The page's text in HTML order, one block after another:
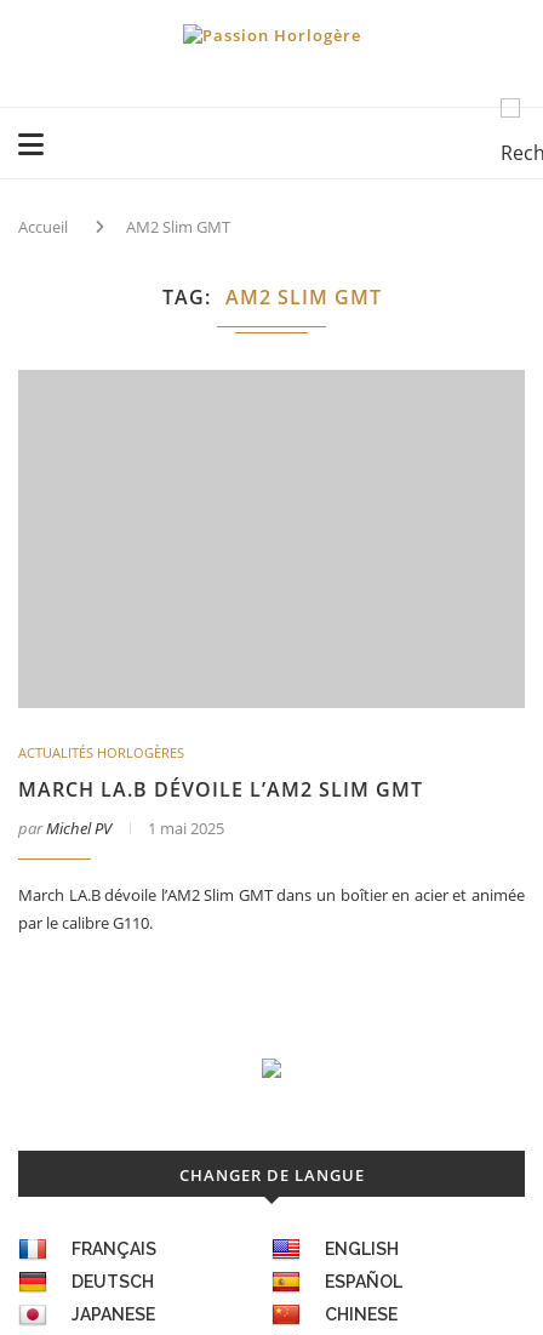
Accueil AM2 Slim GMT
TAG AM2 SLIM GMT
ACTUALITÉS HORLOGÈRES
MARCH LA.B DÉVOILE L’AM2 SLIM GMT
parMichel PV 1 mai 2025
March LA.B dévoile l’AM2 Slim GMT dans un boîtier en acier et animée
par le calibre G110.
CHANGER DE LANGUE
FRANÇAIS
ENGLISH
DEUTSCH
ESPAÑOL
JAPANESE
CHINESE